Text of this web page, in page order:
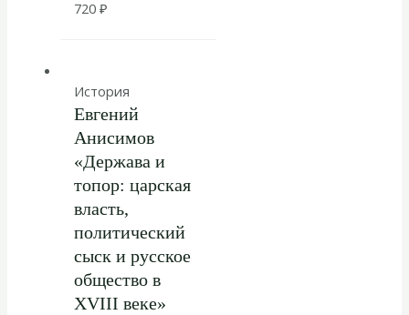
720 ₽
История
Евгений
Анисимов
«Держава и
топор: царская
власть,
политический
сыск и русское
общество в
XVIII веке»